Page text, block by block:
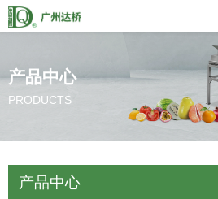
产品中心
PRODUCTS
产品中心